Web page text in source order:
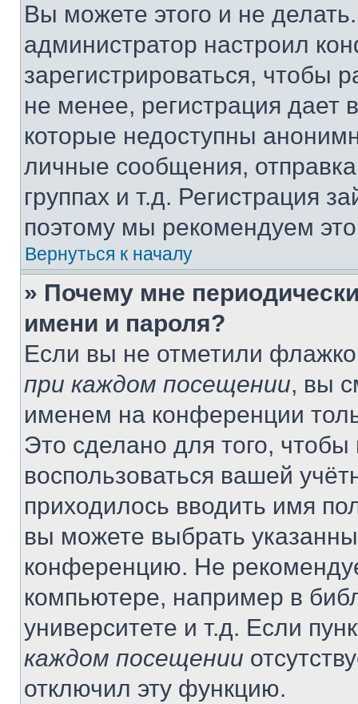
Вы можете этого и не
администратор настроил
зарегистрироваться, чтобы
не менее, регистрация
которые недоступны
личные сообщения,
группах и т.д. Регистрация
поэтому мы рекомендуем
Вернуться к началу
» Почему мне
имени и пароля?
Если вы не отметили
при каждом посещении, вы
именем на конференции
Это сделано для того, чтобы
воспользоваться вашей
приходилось вводить имя
вы можете выбрать
конференцию. Не
компьютере, например в
университете и т.д. Если
каждом посещении
отключил эту функцию.